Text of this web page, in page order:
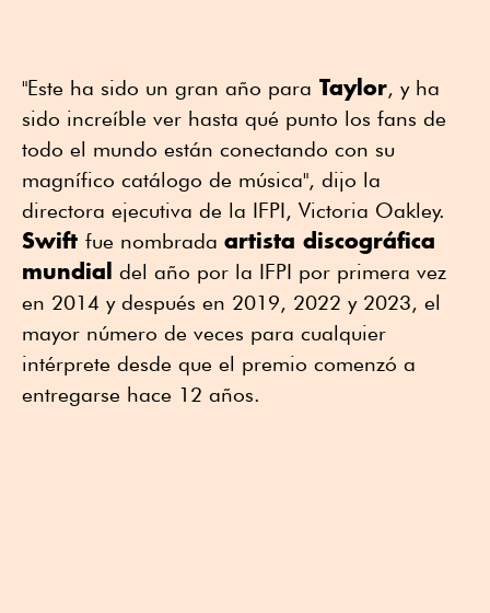
"Este ha sido un gran año para Taylor, y ha
sido increíble ver hasta qué punto los fans de
todo el mundo están conectando con su
magnífico catálogo de música", dijo la
directora ejecutiva de la IFPI, Victoria Oakley.
Swift fue nombrada artista discográfica
mundial del año por la IFPI por primera vez
en 2014 y después en 2019, 2022 y 2023, el
mayor número de veces para cualquier
intérprete desde que el premio comenzó a
entregarse hace 12 años.